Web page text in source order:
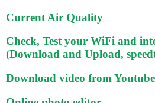
Current Air Quality
Check, Test your WiFi and
(Download and Upload,
Download video from Youtube